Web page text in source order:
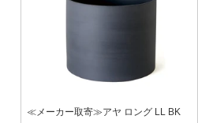
≪メーカー取寄≫アヤ ロング LL BK